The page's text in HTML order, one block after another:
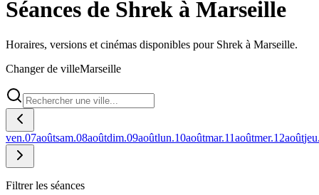
Séances de Shrek à Marseille
Horaires, versions et cinémas disponibles pour Shrek à Marseille.
Changer de villeMarseille
ven.07aoûtsam.08aoûtdim.09aoûtlun.10aoûtmar.11aoûtmer.12aoûtjeu.
Filtrer les séances